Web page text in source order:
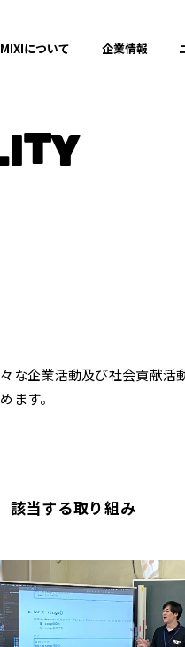
MIXIについて 企業情報
な企業活動及び社会貢献活
ます。
該当する取り組み